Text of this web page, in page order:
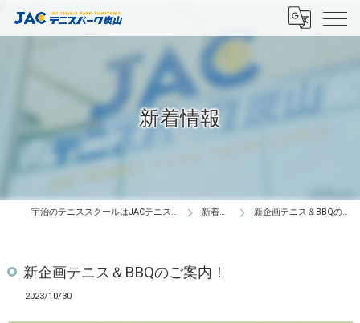
新着情報
宇治のテニススクールはJACテニスパーク炭山 新着情報 新企画テニス＆BBQのご案内！
新企画テニス＆BBQのご案内！
2023/10/30